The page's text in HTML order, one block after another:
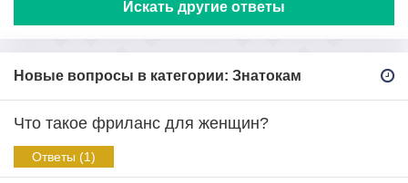
Искать другие ответы
Новые вопросы в категории: Знатокам
Что такое фриланс для женщин?
Ответы (1)